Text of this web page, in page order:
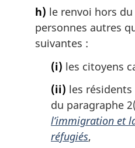
h) le renvoi hors du
personnes autres
suivantes :
(i) les citoyens
(ii) les
du paragraphe
l’immigration et
réfugiés,